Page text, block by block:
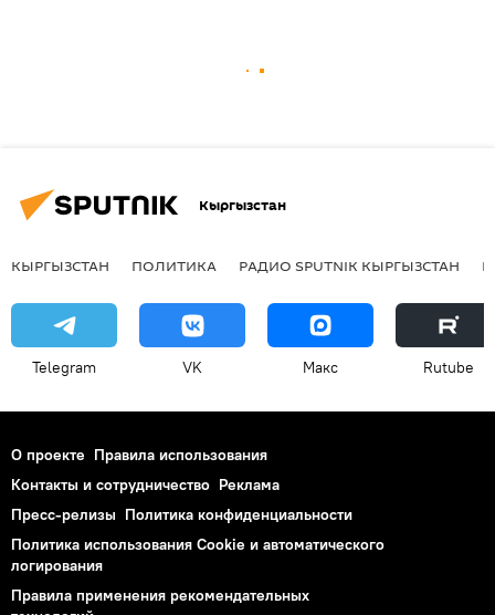
Кыргызстан
КЫРГЫЗСТАН ПОЛИТИКА РАДИО SPUTNIK КЫРГЫЗСТАН
Telegram VK Макс Rutube
О проекте Правила использования
Контакты и сотрудничество Реклама
Пресс-релизы Политика конфиденциальности
Политика использования Cookie и автоматического
логирования
Правила применения рекомендательных